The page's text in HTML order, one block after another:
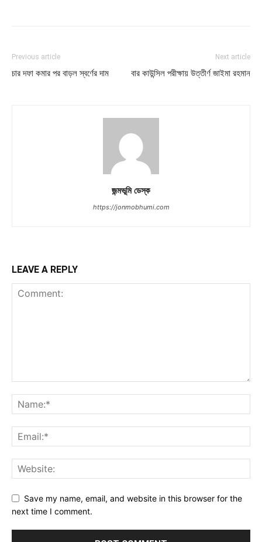
Previous article
চার দফা কমার পর বাড়ল স্বর্ণের দাম
Next article
বার কাউন্সিল পরীক্ষায় উত্তীর্ণ জাইমা রহমান
জন্মভূমি ডেস্ক
https://jonmobhumi.com
LEAVE A REPLY
Save my name, email, and website in this browser for the
next time I comment.